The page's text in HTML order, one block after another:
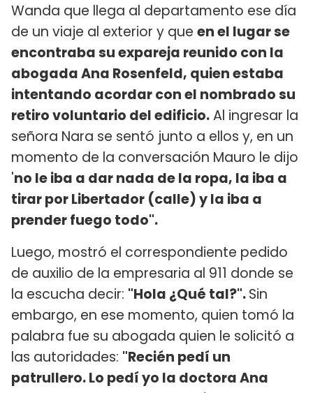
Wanda que llega al departamento ese día
de un viaje al exterior y que en el lugar se
encontraba su expareja reunido con la
abogada Ana Rosenfeld, quien estaba
intentando acordar con el nombrado su
retiro voluntario del edificio.Al ingresar la
señora Nara se sentó junto a ellos y, en un
momento de la conversación Mauro le dijo
'no le iba a dar nada de la ropa, la iba a
tirar por Libertador (calle) y la iba a
prender fuego todo".
Luego, mostró el correspondiente pedido
de auxilio de la empresaria al 911 donde se
la escucha decir: "Hola ¿Qué tal?".Sin
embargo, en ese momento, quien tomó la
palabra fue su abogada quien le solicitó a
las autoridades: "Recién pedí un
patrullero. Lo pedí yo la doctora Ana